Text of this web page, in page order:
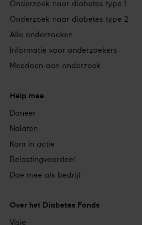
Onderzoek naar diabetes type 1
Onderzoek naar diabetes type 2
Alle onderzoeken
Informatie voor onderzoekers
Meedoen aan onderzoek
Help mee
Doneer
Nalaten
Kom in actie
Belastingvoordeel
Doe mee als bedrijf
Over het Diabetes Fonds
Visie